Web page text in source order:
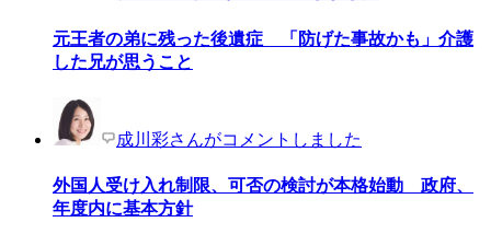
元王者の弟に残った後遺症 「防げた事故かも」介護
した兄が思うこと
成川彩さんがコメントしました
外国人受け入れ制限、可否の検討が本格始動 政府、
年度内に基本方針